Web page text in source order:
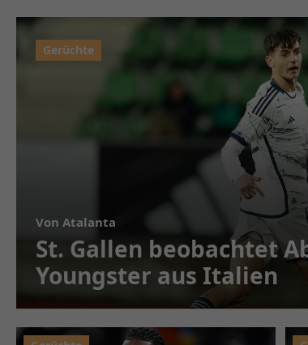
Von Atalanta
St. Gallen beobachtet
Youngster aus Italien